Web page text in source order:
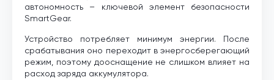
автономность – ключевой элемент безопасности
SmartGear.
Устройство потребляет минимум энергии. После
срабатывания оно переходит в энергосберегающий
режим, поэтому дооснащение не слишком влияет на
расход заряда аккумулятора.